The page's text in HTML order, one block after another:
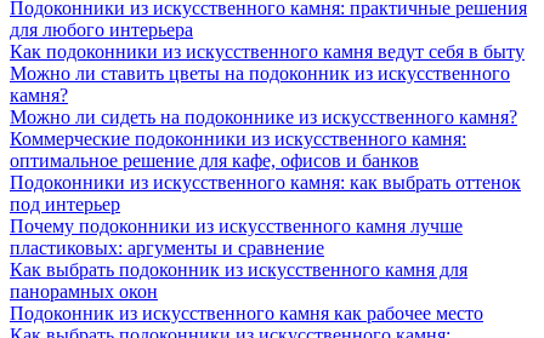
Подоконники из искусственного камня: практичные решения
для любого интерьера
Как подоконники из искусственного камня ведут себя в быту
Можно ли ставить цветы на подоконник из искусственного
камня?
Можно ли сидеть на подоконнике из искусственного камня?
Коммерческие подоконники из искусственного камня:
оптимальное решение для кафе, офисов и банков
Подоконники из искусственного камня: как выбрать оттенок
под интерьер
Почему подоконники из искусственного камня лучше
пластиковых: аргументы и сравнение
Как выбрать подоконник из искусственного камня для
панорамных окон
Подоконник из искусственного камня как рабочее место